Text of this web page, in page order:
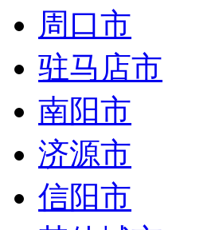
周口市
驻马店市
南阳市
济源市
信阳市